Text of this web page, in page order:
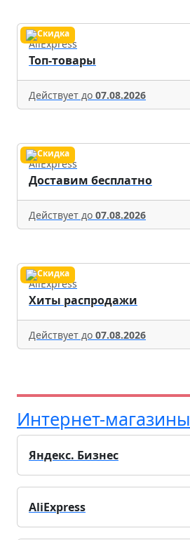
AliExpress
Топ-товары
Действует до 07.08.2026
AliExpress
Доставим бесплатно
Действует до 07.08.2026
AliExpress
Хиты распродажи
Действует до 07.08.2026
Интернет-магазины
Яндекс. Бизнес
AliExpress